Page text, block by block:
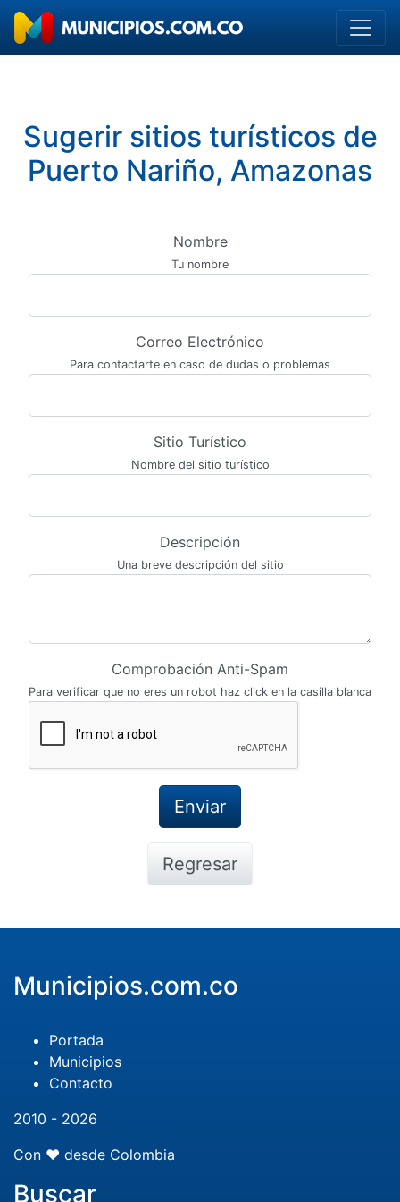
Sugerir sitios turísticos de
Puerto Nariño, Amazonas
Nombre
Tu nombre
Correo Electrónico
Para contactarte en caso de dudas o problemas
Sitio Turístico
Nombre del sitio turístico
Descripción
Una breve descripción del sitio
Comprobación Anti-Spam
Para verificar que no eres un robot haz click en la casilla blanca
Regresar
Municipios.com.co
Portada
Municipios
Contacto
2010 - 2026
Con ❤️ desde Colombia
Buscar